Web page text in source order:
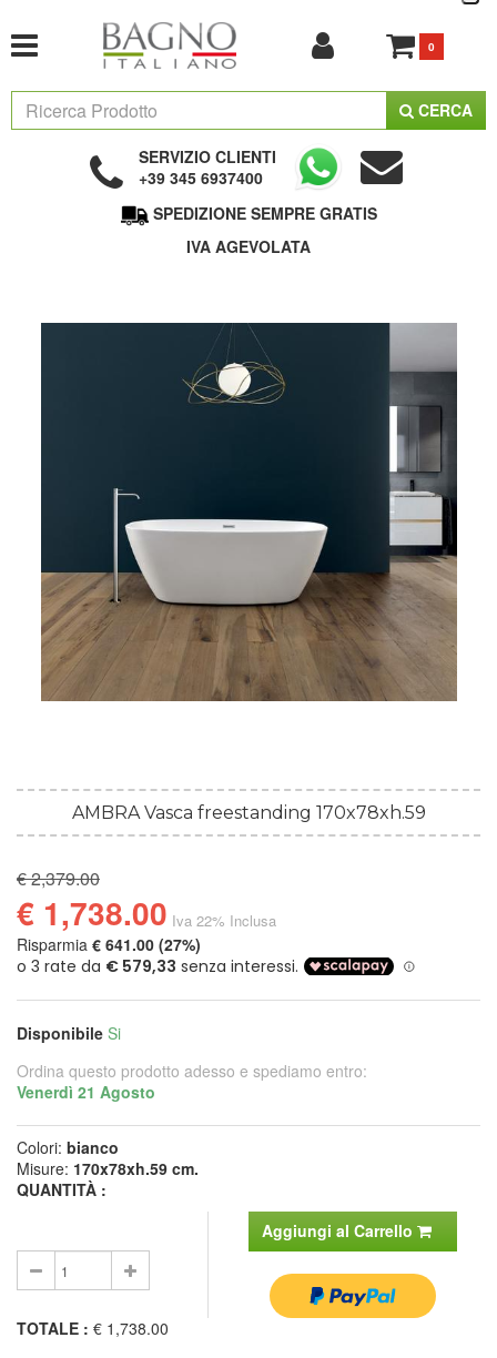
0
CERCA
SERVIZIO CLIENTI
+39 345 6937400
SPEDIZIONE SEMPRE GRATIS
IVA AGEVOLATA
AMBRA Vasca freestanding 170x78xh.59
€ 2,379.00
€ 1,738.00 Iva 22% Inclusa
Risparmia € 641.00 (27%)
Disponibile Si
Ordina questo prodotto adesso e spediamo entro:
Venerdì 21 Agosto
Colori: bianco
Misure: 170x78xh.59 cm.
QUANTITÀ :
Aggiungi al Carrello
TOTALE : € 1,738.00